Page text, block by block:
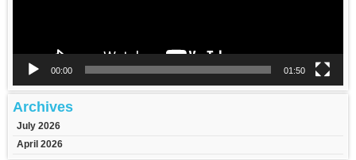
00:00 01:50
Archives
July 2026
April 2026